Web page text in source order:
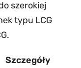
szerokiej
typu LCG
Szczegóły